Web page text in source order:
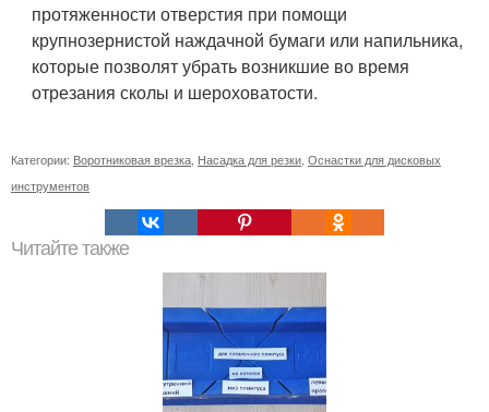
протяженности отверстия при помощи
крупнозернистой наждачной бумаги или напильника,
которые позволят убрать возникшие во время
отрезания сколы и шероховатости.
Категории: Воротниковая врезка, Насадка для резки, Оснастки для дисковых
инструментов
Читайте также